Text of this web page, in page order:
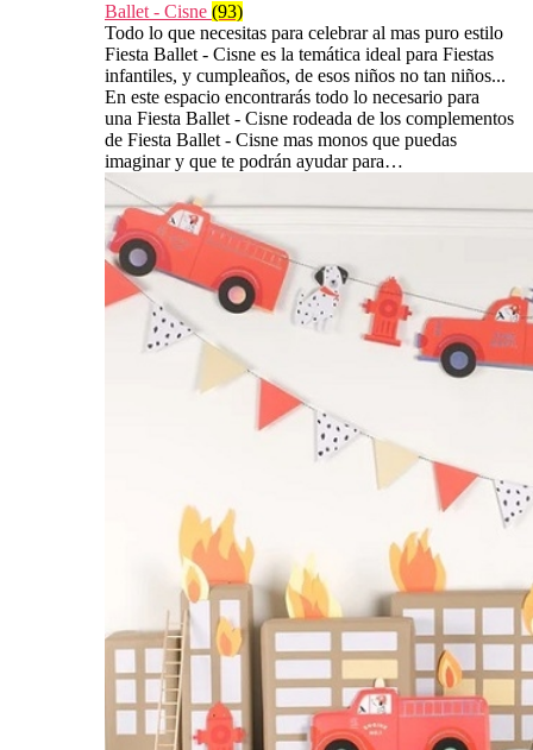
Ballet - Cisne (93)
Todo lo que necesitas para celebrar al mas puro estilo
Fiesta Ballet - Cisne es la temática ideal para Fiestas
infantiles, y cumpleaños, de esos niños no tan niños...
En este espacio encontrarás todo lo necesario para
una Fiesta Ballet - Cisne rodeada de los complementos
de Fiesta Ballet - Cisne mas monos que puedas
imaginar y que te podrán ayudar para…